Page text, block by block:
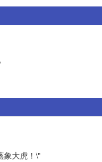
象大虎！\"